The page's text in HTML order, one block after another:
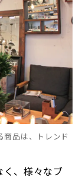
商品は、トレンド
く、様々なブ